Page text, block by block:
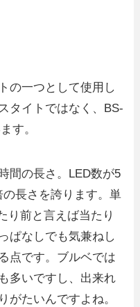
の一つとして使用し
タイトではなく、BS-
す。
間の長さ。LED数が5
長さを誇ります。単
り前と言えば当たり
ぱなしでも気兼ねし
点です。ブルベでは
多いですし、出来れ
がたいんですよね。